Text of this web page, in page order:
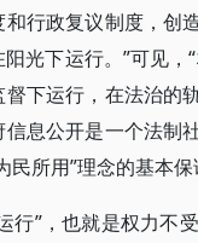
行政复议制度，创
光下运行。”可见
下运行，在法治的
息公开是一个法制
所用”理念的基本保
行”，也就是权力不